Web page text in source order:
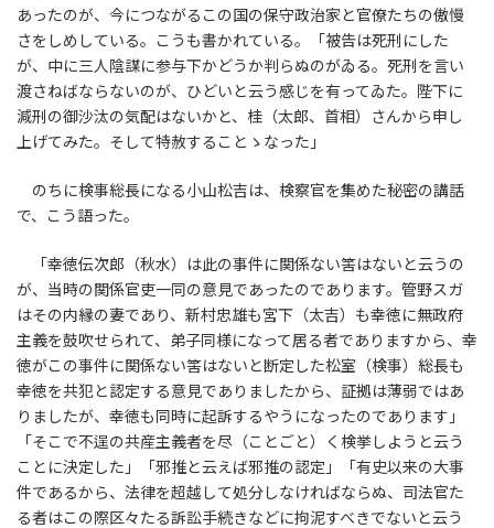
あったのが、今につながるこの国の保守政治家と官僚たちの傲慢
さをしめしている。こうも書かれている。「被告は死刑にした
が、中に三人陰謀に参与下かどうか判らぬのがゐる。死刑を言い
渡さねばならないのが、ひどいと云う感じを有ってゐた。陛下に
減刑の御沙汰の気配はないかと、桂（太郎、首相）さんから申し
上げてみた。そして特赦することゝなった」
のちに検事総長になる小山松吉は、検察官を集めた秘密の講話
で、こう語った。
「幸徳伝次郎（秋水）は此の事件に関係ない筈はないと云うの
が、当時の関係官吏一同の意見であったのであります。管野スガ
はその内縁の妻であり、新村忠雄も宮下（太吉）も幸徳に無政府
主義を鼓吹せられて、弟子同様になって居る者でありますから、幸
徳がこの事件に関係ない筈はないと断定した松室（検事）総長も
幸徳を共犯と認定する意見でありましたから、証拠は薄弱ではあ
りましたが、幸徳も同時に起訴するやうになったのであります」
「そこで不逞の共産主義者を尽（ことごと）く検挙しようと云う
ことに決定した」「邪推と云えば邪推の認定」「有史以来の大事
件であるから、法律を超越して処分しなければならぬ、司法官た
る者はこの際区々たる訴訟手続きなどに拘泥すべきでないと云う